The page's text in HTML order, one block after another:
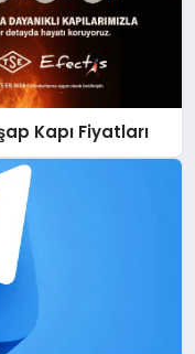
Kapı Fiyatları